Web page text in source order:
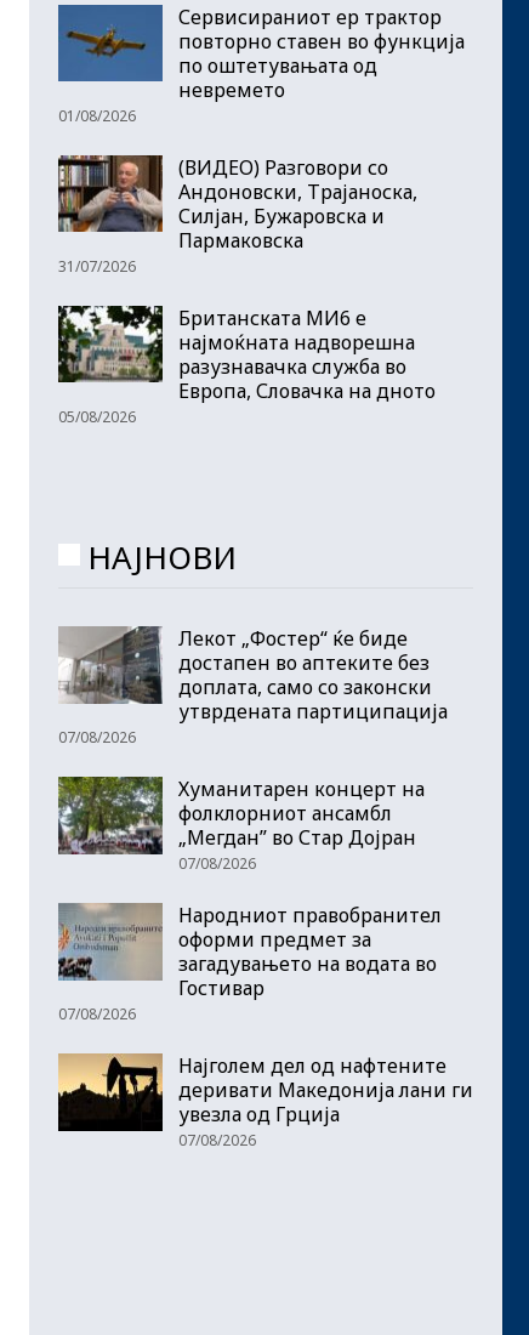
Сервисираниот ер трактор
повторно ставен во функција
по оштетувањата од
невремето
01/08/2026
(ВИДЕО) Разговори со
Андоновски, Трајаноска,
Силјан, Бужаровска и
Пармаковска
31/07/2026
Британската МИ6 е
најмоќната надворешна
разузнавачка служба во
Европа, Словачка на дното
05/08/2026
НАЈНОВИ
Лекот „Фостер“ ќе биде
достапен во аптеките без
доплата, само со законски
утврдената партиципација
07/08/2026
Хуманитарен концерт на
фолклорниот ансамбл
„Мегдан” во Стар Дојран
07/08/2026
Народниот правобранител
оформи предмет за
загадувањето на водата во
Гостивар
07/08/2026
Најголем дел од нафтените
деривати Македонија лани ги
увезла од Грција
07/08/2026